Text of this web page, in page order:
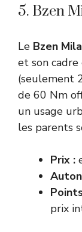
5. Bzen
Le Bzen
et son
(seulement
de 60 Nm
un usage
les parents
Prix :
prix